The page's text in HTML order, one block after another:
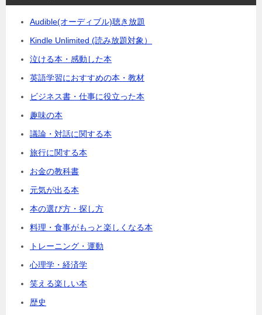
Audible(オーディブル)聴き放題
Kindle Unlimited (読み放題対象）
泣ける本・感動した本
英語学習におすすめの本・教材
ビジネス書・仕事に役立った本
趣味の本
議論・対話に関する本
旅行に関する本
お金の教科書
元気が出る本
本の選び方・探し方
料理・食事がもっと楽しくなる本
トレーニング・運動
心理学・経済学
笑える楽しい本
歴史